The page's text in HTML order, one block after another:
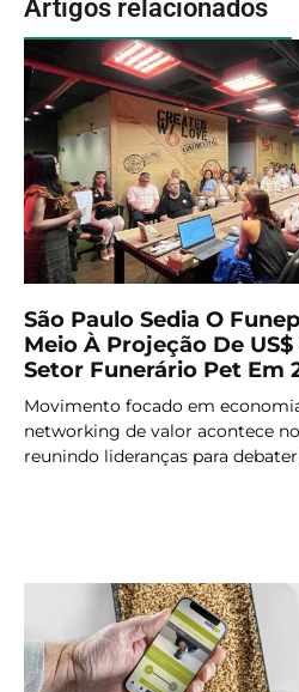
Artigos relacionados
São Paulo Sedia O
Meio À Projeção De
Setor Funerário Pet Em
Movimento focado em
networking de valor acontece
reunindo lideranças para